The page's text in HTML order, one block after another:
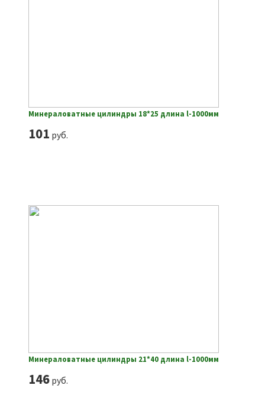
Минераловатные цилиндры 18*25 длина l-1000мм
101 руб.
Минераловатные цилиндры 21*40 длина l-1000мм
146руб.